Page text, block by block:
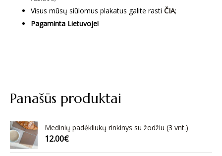
Panašūs produktai
Medinių padėkliukų rinkinys su žodžiu (3 vnt.)
12.00€
Visus mūsų siūlomus plakatus galite rasti ČIA;
Pagaminta Lietuvoje!